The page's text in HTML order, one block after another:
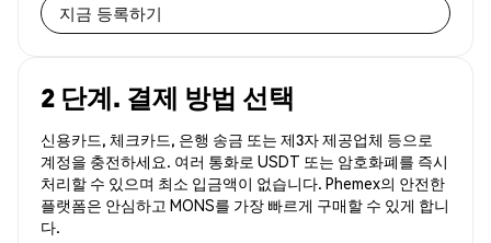
지금 등록하기
2 단계. 결제 방법 선택
신용카드, 체크카드, 은행 송금 또는 제3자 제공업체 등으로
계정을 충전하세요. 여러 통화로 USDT 또는 암호화폐를 즉시
처리할 수 있으며 최소 입금액이 없습니다. Phemex의 안전한
플랫폼은 안심하고 MONS를 가장 빠르게 구매할 수 있게 합니
다.